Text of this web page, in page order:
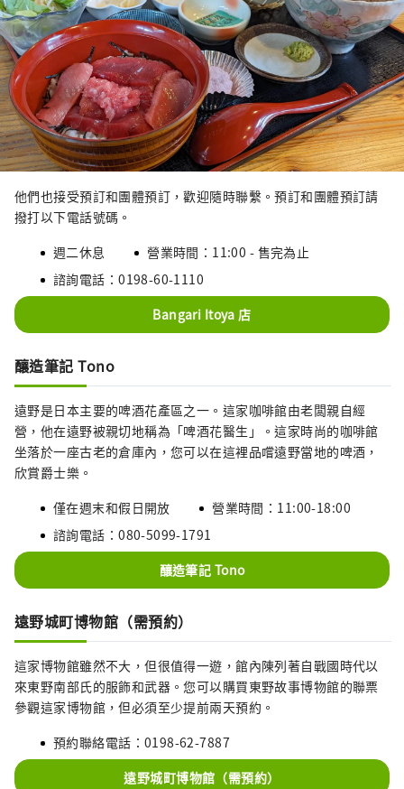
他們也接受預訂和團體預訂，歡迎隨時聯繫。預訂和團體預訂請
撥打以下電話號碼。
週二休息
營業時間：11:00 - 售完為止
諮詢電話：0198-60-1110
Bangari Itoya 店
釀造筆記 Tono
遠野是日本主要的啤酒花產區之一。這家咖啡館由老闆親自經
營，他在遠野被親切地稱為「啤酒花醫生」。這家時尚的咖啡館
坐落於一座古老的倉庫內，您可以在這裡品嚐遠野當地的啤酒，
欣賞爵士樂。
僅在週末和假日開放
營業時間：11:00-18:00
諮詢電話：080-5099-1791
釀造筆記 Tono
遠野城町博物館（需預約）
這家博物館雖然不大，但很值得一遊，館內陳列著自戰國時代以
來東野南部氏的服飾和武器。您可以購買東野故事博物館的聯票
參觀這家博物館，但必須至少提前兩天預約。
預約聯絡電話：0198-62-7887
遠野城町博物館（需預約）